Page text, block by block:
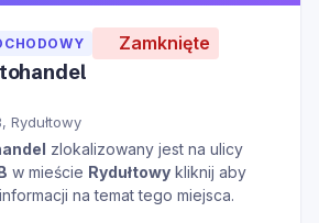
Zamknięte
Rydułtowy
zlokalizowany jest na ulicy
w mieście Rydułtowy kliknij aby
na temat tego miejsca.